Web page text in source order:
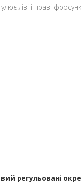
ліві і праві
регульовані